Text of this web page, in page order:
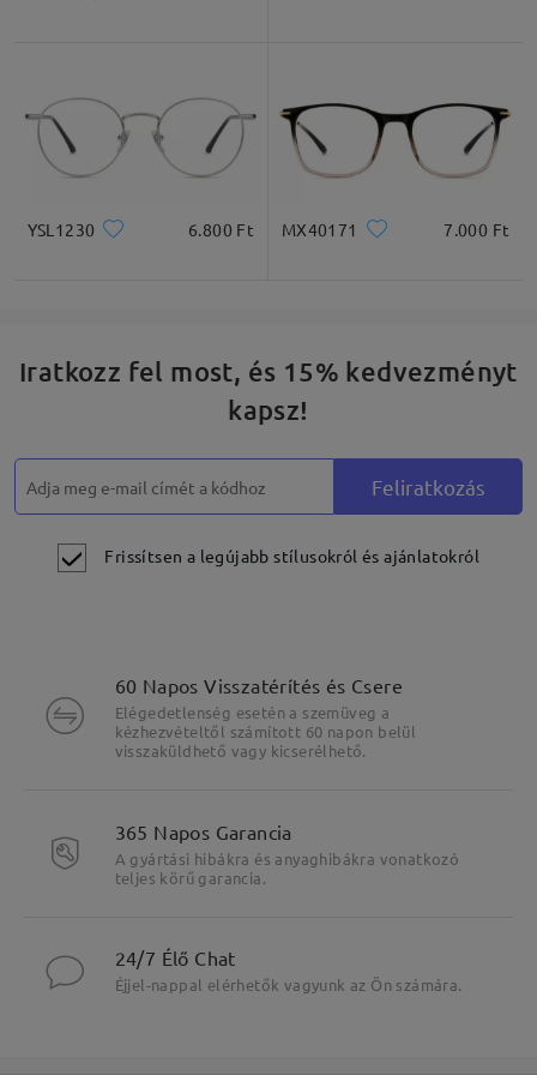
Termékleírás
YSL1230 6.800 Ft MX40171 7.000 Ft
Iratkozz fel most, és 15% kedvezményt
kapsz!
Feliratkozás
Frissítsen a legújabb stílusokról és ajánlatokról
60 Napos Visszatérítés és Csere
Elégedetlenség esetén a szemüveg a
kézhezvételtől számított 60 napon belül
visszaküldhető vagy kicserélhető.
365 Napos Garancia
A gyártási hibákra és anyaghibákra vonatkozó
teljes körű garancia.
24/7 Élő Chat
Éjjel-nappal elérhetők vagyunk az Ön számára.